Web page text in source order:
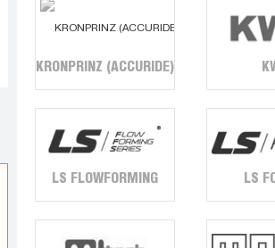
KRONPRINZ (ACCURIDE)
LS FLOWFORMING LS